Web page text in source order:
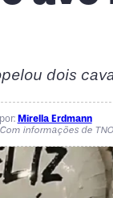
dois
Mirella Erdmann
informações de